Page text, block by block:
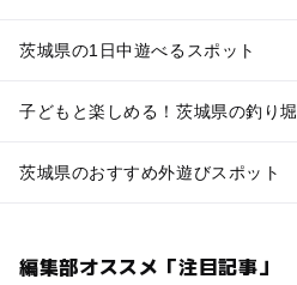
茨城県の1日中遊べるスポット
子どもと楽しめる！茨城県の釣り堀
茨城県のおすすめ外遊びスポット
編集部オススメ「注目記事」